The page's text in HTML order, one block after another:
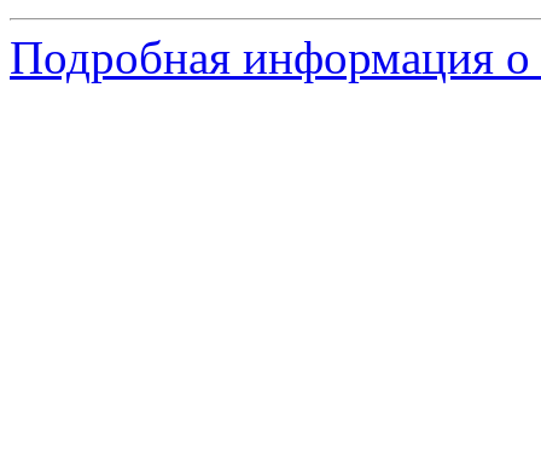
Подробная информация о